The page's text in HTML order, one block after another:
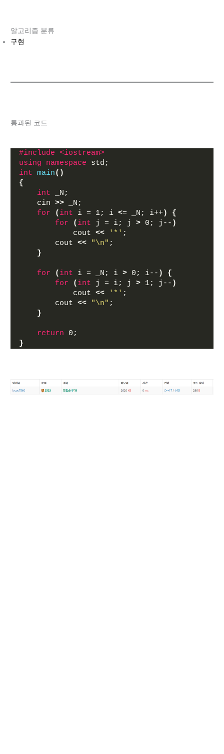
알고리즘 분류
구현
통과된 코드
#include <iostream>
using
namespace std;
int main()
{
int _N;
    cin
>> _N;
for
( int i = 1; i <= _N; i++)
{
for
( int j = i; j > 0; j-- )
            cout
<< '*' ;
        cout
<< "\n" ;
}
for ( int i = _N; i > 0; i-- )
{
for
( int j = i; j > 1; j-- )
            cout
<< '*' ;
        cout
<< "\n" ;
}
return 0;
}